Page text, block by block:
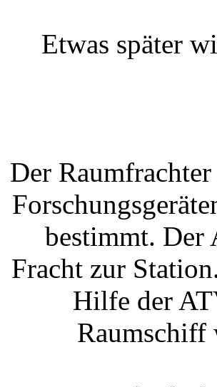
Etwas später
Der
bestimmt. Der
Fracht zur
Hilfe der
Raumschiff